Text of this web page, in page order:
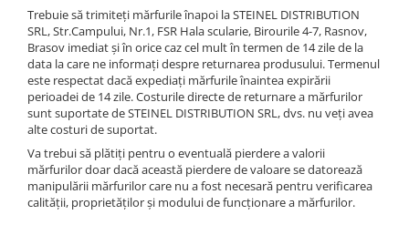
Scule
Pistoale de lipit si accesorii
Pistoale de lipit
Batoane de lipit
Duze
Suflante cu aer cald si accesorii
Suflante cu aer cald
Duze suflante
Consumabile
Trebuie să trimiteți mărfurile înapoi la STEINEL DISTRIBUTION
SRL, Str.Campului, Nr.1, FSR Hala scularie, Birourile 4-7, Rasnov,
Brasov imediat și în orice caz cel mult în termen de 14 zile de la
data la care ne informați despre returnarea produsului. Termenul
este respectat dacă expediați mărfurile înaintea expirării
perioadei de 14 zile. Costurile directe de returnare a mărfurilor
sunt suportate de STEINEL DISTRIBUTION SRL, dvs. nu veți avea
alte costuri de suportat.
Va trebui să plătiți pentru o eventuală pierdere a valorii
mărfurilor doar dacă această pierdere de valoare se datorează
manipulării mărfurilor care nu a fost necesară pentru verificarea
calității, proprietăților și modului de funcționare a mărfurilor.